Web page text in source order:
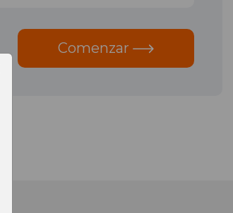
Comenzar